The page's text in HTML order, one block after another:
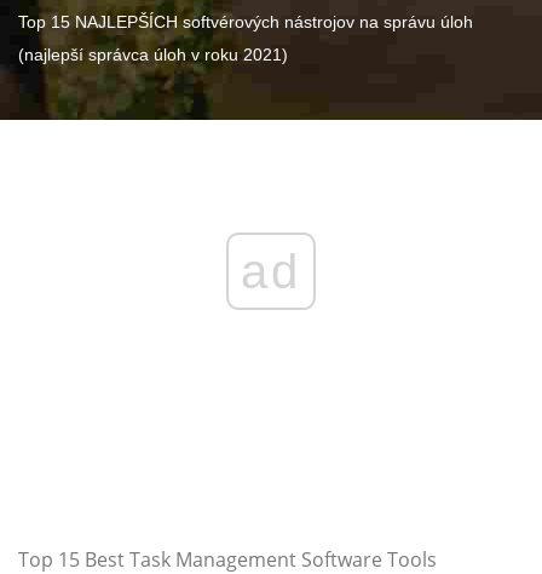
Top 15 NAJLEPŠÍCH softvérových nástrojov na správu úloh
(najlepší správca úloh v roku 2021)
ad
Top 15 Best Task Management Software Tools